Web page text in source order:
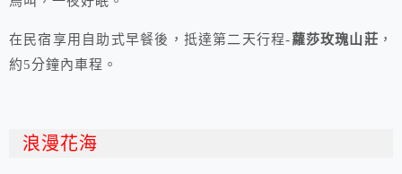
在民宿享用自助式早餐後，抵達第二天行程-蘿莎玫瑰山莊 ，
約5分鐘內車程。
浪漫花海